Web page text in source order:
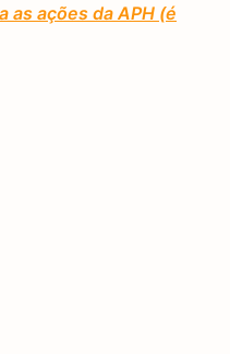
as ações da APH (é